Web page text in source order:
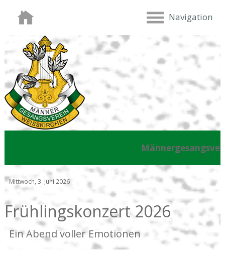
Navigation
Mittwoch, 3. Juni 2026
Frühlingskonzert 2026
Ein Abend voller Emotionen